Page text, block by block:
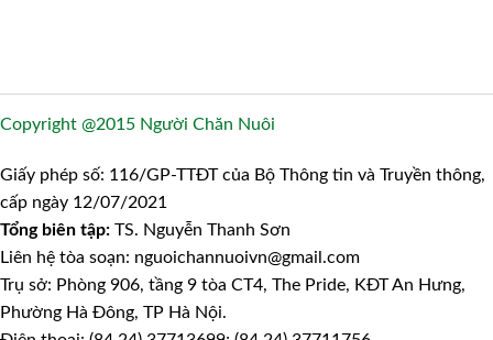
Copyright @2015 Người Chăn Nuôi
Giấy phép số: 116/GP-TTĐT của Bộ Thông tin và Truyền thông,
cấp ngày 12/07/2021
Tổng biên tập: TS. Nguyễn Thanh Sơn
Liên hệ tòa soạn: nguoichannuoivn@gmail.com
Trụ sở: Phòng 906, tầng 9 tòa CT4, The Pride, KĐT An Hưng,
Phường Hà Đông, TP Hà Nội.